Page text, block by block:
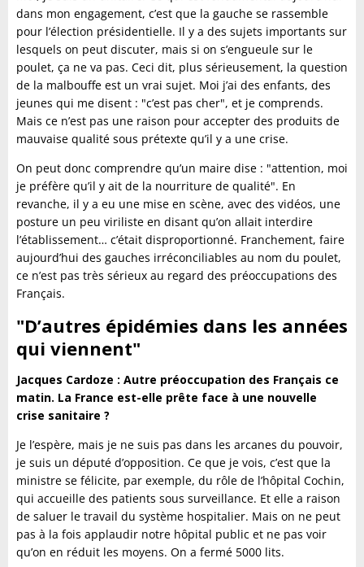
dans mon engagement, c’est que la gauche se rassemble
pour l’élection présidentielle. Il y a des sujets importants sur
lesquels on peut discuter, mais si on s’engueule sur le
poulet, ça ne va pas. Ceci dit, plus sérieusement, la question
de la malbouffe est un vrai sujet. Moi j’ai des enfants, des
jeunes qui me disent : "c’est pas cher", et je comprends.
Mais ce n’est pas une raison pour accepter des produits de
mauvaise qualité sous prétexte qu’il y a une crise.
On peut donc comprendre qu’un maire dise : "attention, moi
je préfère qu’il y ait de la nourriture de qualité". En
revanche, il y a eu une mise en scène, avec des vidéos, une
posture un peu viriliste en disant qu’on allait interdire
l’établissement… c’était disproportionné. Franchement, faire
aujourd’hui des gauches irréconciliables au nom du poulet,
ce n’est pas très sérieux au regard des préoccupations des
Français.
"D’autres épidémies dans les années
qui viennent"
Jacques Cardoze : Autre préoccupation des Français ce
matin. La France est-elle prête face à une nouvelle
crise sanitaire ?
Je l’espère, mais je ne suis pas dans les arcanes du pouvoir,
je suis un député d’opposition. Ce que je vois, c’est que la
ministre se félicite, par exemple, du rôle de l’hôpital Cochin,
qui accueille des patients sous surveillance. Et elle a raison
de saluer le travail du système hospitalier. Mais on ne peut
pas à la fois applaudir notre hôpital public et ne pas voir
qu’on en réduit les moyens. On a fermé 5000 lits.